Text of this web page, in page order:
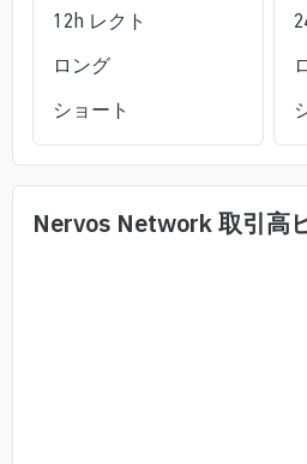
12h レクト
ロング
ショート
Nervos Network取引高